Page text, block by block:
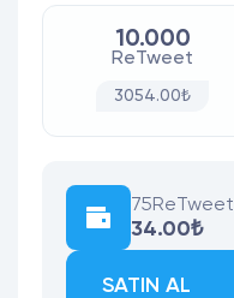
10.000
ReTweet
3054.00₺
75ReTweet
34.00₺
SATIN AL